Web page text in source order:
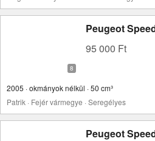
Peugeot
95 000 Ft
2005 · okmányok nélkül · 50 cm³
Patrik · Fejér vármegye · Seregélyes
Peugeot